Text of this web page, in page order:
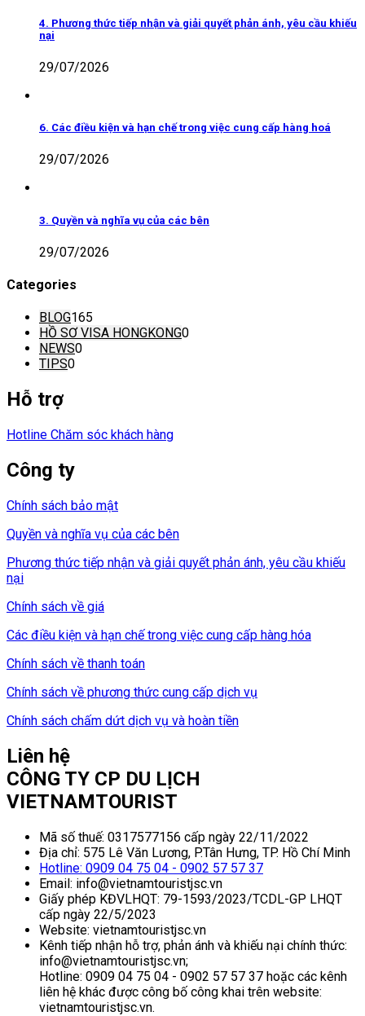
4. Phương thức tiếp nhận và giải quyết phản ánh, yêu cầu khiếu
nại
29/07/2026
6. Các điều kiện và hạn chế trong việc cung cấp hàng hoá
29/07/2026
3. Quyền và nghĩa vụ của các bên
29/07/2026
Categories
BLOG165
HỒ SƠ VISA HONGKONG0
NEWS0
TIPS0
Hỗ trợ
Hotline Chăm sóc khách hàng
Công ty
Chính sách bảo mật
Quyền và nghĩa vụ của các bên
Phương thức tiếp nhận và giải quyết phản ánh, yêu cầu khiếu
nại
Chính sách về giá
Các điều kiện và hạn chế trong việc cung cấp hàng hóa
Chính sách về thanh toán
Chính sách về phương thức cung cấp dịch vụ
Chính sách chấm dứt dịch vụ và hoàn tiền
Liên hệ
CÔNG TY CP DU LỊCH
VIETNAMTOURIST
Mã số thuế: 0317577156 cấp ngày 22/11/2022
Địa chỉ: 575 Lê Văn Lương, P.Tân Hưng, TP. Hồ Chí Minh
Hotline: 0909 04 75 04 - 0902 57 57 37
Email: info@vietnamtouristjsc.vn
Giấy phép KĐVLHQT: 79-1593/2023/TCDL-GP LHQT
cấp ngày 22/5/2023
Website: vietnamtouristjsc.vn
Kênh tiếp nhận hỗ trợ, phản ánh và khiếu nại chính thức:
info@vietnamtouristjsc.vn;
Hotline: 0909 04 75 04 - 0902 57 57 37 hoặc các kênh
liên hệ khác được công bố công khai trên website:
vietnamtouristjsc.vn.